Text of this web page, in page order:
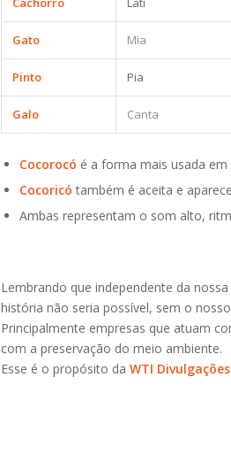
Gato Mia
Pinto Pia
Galo Canta
Cocorocó é a forma mais usada
Cocoricó também é aceita e
Ambas representam o som alto,
Lembrando que independente da
história não seria possível, sem o
Principalmente empresas que atuam
com a preservação do meio ambiente.
Esse é o propósito da WTI Divulgações